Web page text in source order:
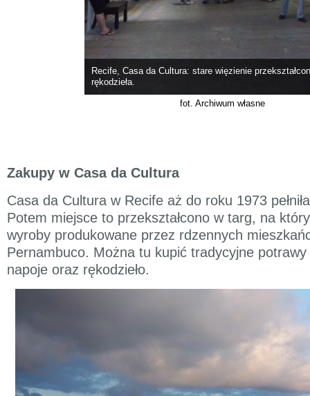
Recife, Casa da Cultura: stare więzienie
rękodzieła.
fot. Archiwum własne
Zakupy w Casa da Cultura
Casa da Cultura w Recife aż do roku 1973
Potem miejsce to przekształcono w targ, na
wyroby produkowane przez rdzennych
Pernambuco. Można tu kupić tradycyjne
napoje oraz rękodzieło.